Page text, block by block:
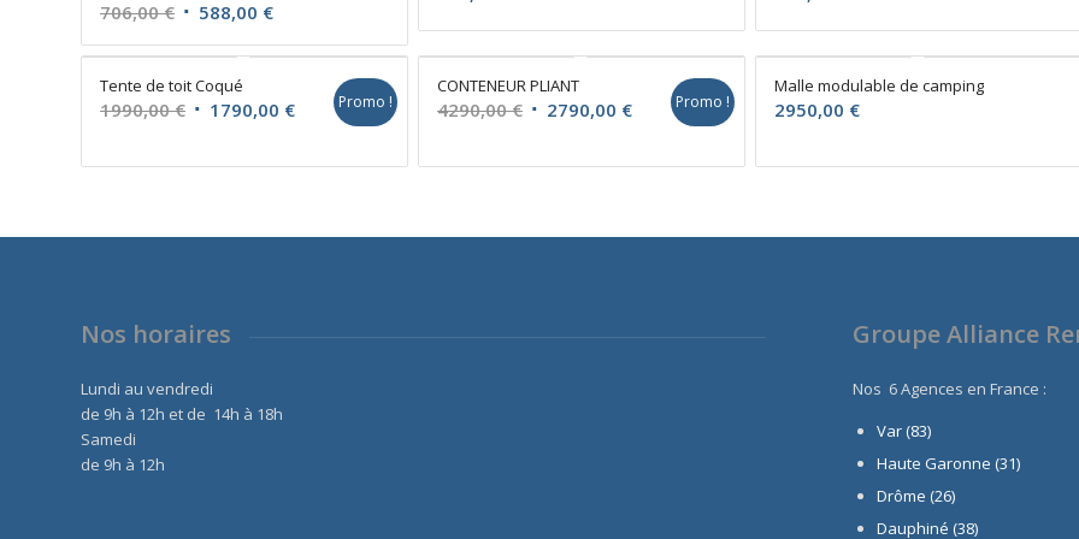
706,00€ Le
prix
était :
706,00 €.
588,00 €Le
prix
588,00 €.
Tente de toit Coqué
1990,00€ Le
initial
1790,00 €Le
actuel
Promo !
CONTENEUR PLIANT
4290,00€ Le
initial
2790,00 €Le
actuel
Promo !
Malle modulable de camping
2950,00 €
Nos horaires
Lundi au vendredi
de 9h à 12h et de 14h à 18h
Samedi
de 9h à 12h
Groupe Alliance
Nos 6 Agences en France :
Var (83)
Haute Garonne (31)
Drôme (26)
Dauphiné (38)